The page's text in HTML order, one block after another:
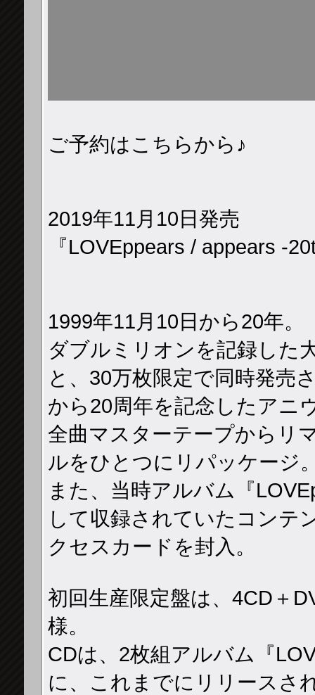
ご予約はこちらから♪
2019年11月10日発売
『LOVEppears / appears -
1999年11月10日から20年。
ダブルミリオンを記録した
と、30万枚限定で同時発売
から20周年を記念したアニ
全曲マスターテープからリ
ルをひとつにリパッケージ
また、当時アルバム『
して収録されていたコンテ
クセスカードを封入。
初回生産限定盤は、4CD＋
様。
CDは、2枚組アルバム『
に、これまでにリリースさ